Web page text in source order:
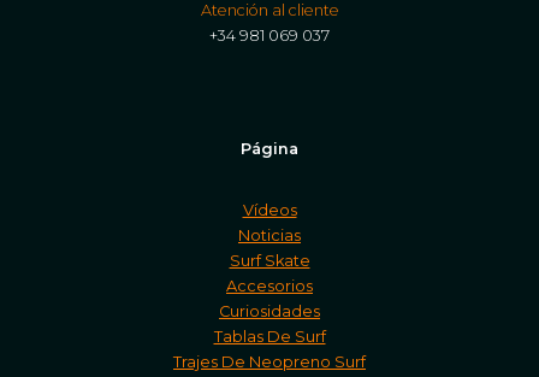
Atención al cliente
+34 981 069 037
Página
Vídeos
Noticias
Surf Skate
Accesorios
Curiosidades
Tablas De Surf
Trajes De Neopreno Surf